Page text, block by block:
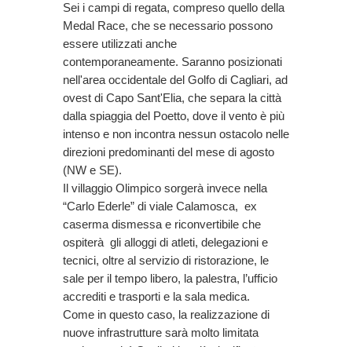
Sei i campi di regata, compreso quello della
Medal Race, che se necessario possono
essere utilizzati anche
contemporaneamente. Saranno posizionati
nell'area occidentale del Golfo di Cagliari, ad
ovest di Capo Sant'Elia, che separa la città
dalla spiaggia del Poetto, dove il vento è più
intenso e non incontra nessun ostacolo nelle
direzioni predominanti del mese di agosto
(NW e SE).
Il villaggio Olimpico sorgerà invece nella
“Carlo Ederle” di viale Calamosca, ex
caserma dismessa e riconvertibile che
ospiterà gli alloggi di atleti, delegazioni e
tecnici, oltre al servizio di ristorazione, le
sale per il tempo libero, la palestra, l’ufficio
accrediti e trasporti e la sala medica.
Come in questo caso, la realizzazione di
nuove infrastrutture sarà molto limitata